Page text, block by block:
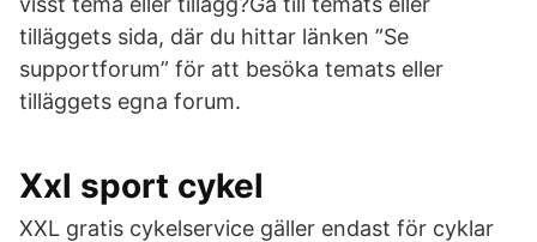
tilläggets sida, där du hittar länken ”Se
supportforum” för att besöka temats eller
tilläggets egna forum.
Xxl sport cykel
XXL gratis cykelservice gäller endast för cyklar